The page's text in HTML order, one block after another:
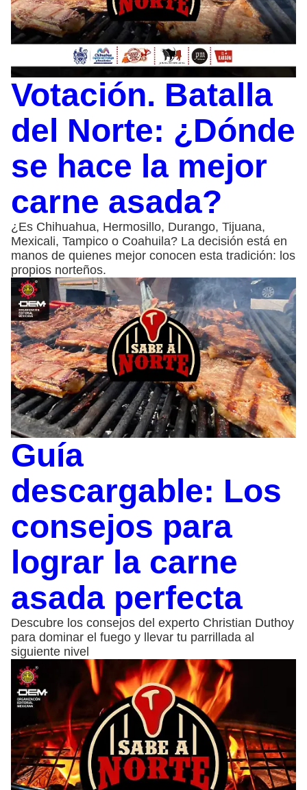
Votación. Batalla
del Norte: ¿Dónde
se hace la mejor
carne asada?
¿Es Chihuahua, Hermosillo, Durango, Tijuana,
Mexicali, Tampico o Coahuila? La decisión está en
manos de quienes mejor conocen esta tradición: los
propios norteños.
Guía
descargable: Los
consejos para
lograr la carne
asada perfecta
Descubre los consejos del experto Christian Duthoy
para dominar el fuego y llevar tu parrillada al
siguiente nivel